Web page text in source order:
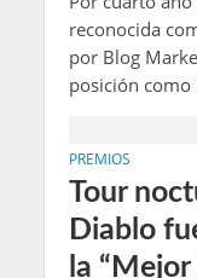
reconocida
por Blog
posición como
PREMIOS
Tour
Diablo
la